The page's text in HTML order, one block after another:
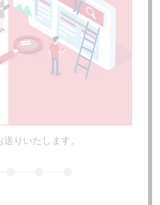
ついて
グキーワード、ミドルキーワ
りいたします。